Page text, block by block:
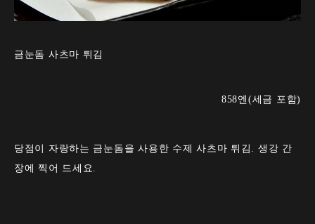
금눈돔 사츠마 튀김
858엔(세금 포함)
당점이 자랑하는 금눈돔을 사용한 수제 사츠마 튀김. 생강 간
장에 찍어 드세요.